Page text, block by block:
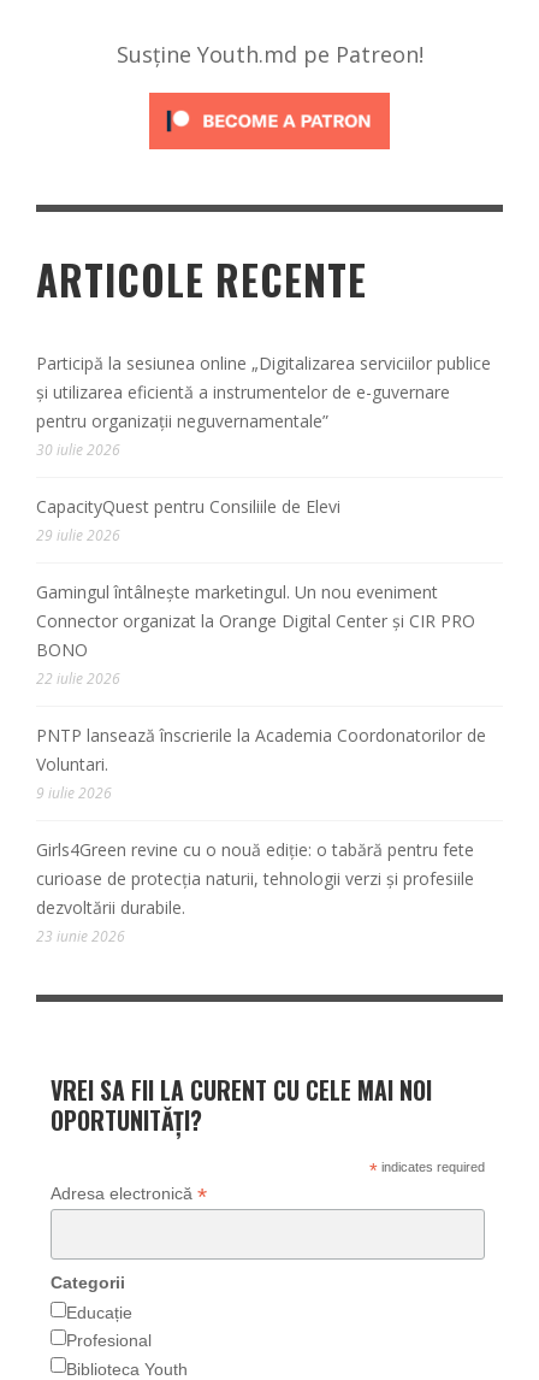
Susține Youth.md pe Patreon!
ARTICOLE RECENTE
Participă la sesiunea online „Digitalizarea serviciilor publice
și utilizarea eficientă a instrumentelor de e-guvernare
pentru organizații neguvernamentale”
30 iulie 2026
CapacityQuest pentru Consiliile de Elevi
29 iulie 2026
Gamingul întâlnește marketingul. Un nou eveniment
Connector organizat la Orange Digital Center și CIR PRO
BONO
22 iulie 2026
PNTP lansează înscrierile la Academia Coordonatorilor de
Voluntari.
9 iulie 2026
Girls4Green revine cu o nouă ediție: o tabără pentru fete
curioase de protecția naturii, tehnologii verzi și profesiile
dezvoltării durabile.
23 iunie 2026
VREI SA FII LA CURENT CU CELE MAI NOI
OPORTUNITĂȚI?
*indicates required
Adresa electronică *
Categorii
Educație
Profesional
Biblioteca Youth